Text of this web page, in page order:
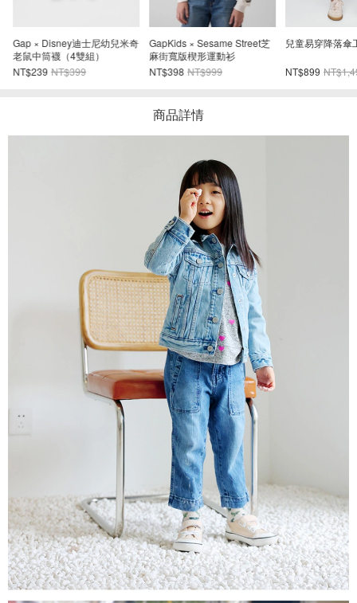
Gap × Disney迪士尼幼兒米奇
老鼠中筒襪（4雙組）
NT$239 NT$399
GapKids × Sesame Street芝
麻街寬版楔形運動衫
NT$398 NT$999
兒童易穿降落傘
NT$899
商品詳情